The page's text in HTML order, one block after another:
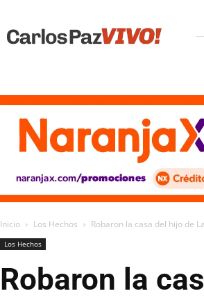
Vivo
Inicio Los Hechos Robaron la casa del hijo de
Los Hechos
Robaron la